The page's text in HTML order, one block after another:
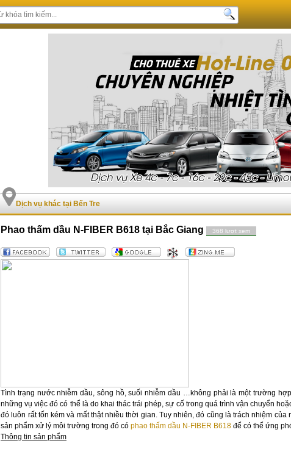
Dịch vụ khác tại Bến Tre
Phao thấm dầu N-FIBER B618 tại Bắc Giang 368 lượt xem
Tình trạng nước nhiễm dầu, sông hồ, suối nhiễm dầu …không phải là một trường
những vụ việc đó có thể là do khai thác trái phép, sự cố trong quá trình vận chuyển
đó luôn rất tốn kém và mất thật nhiều thời gian. Tuy nhiên, đó cũng là trách nhiệm
sản phẩm xử lý môi trường trong đó có phao thấm dầu N-FIBER B618 để có thể ứng
Thông tin sản phẩm